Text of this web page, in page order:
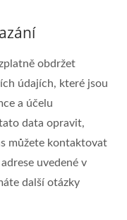
obdržet
údajích, které jsou
a účelu
data opravit,
můžete kontaktovat
adrese uvedené v
další otázky